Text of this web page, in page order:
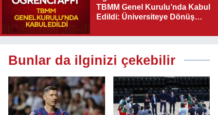
TBMM Genel Kurulu’nda Kabul
Edildi: Üniversiteye Dönüş
Bunlar da ilginizi çekebilir